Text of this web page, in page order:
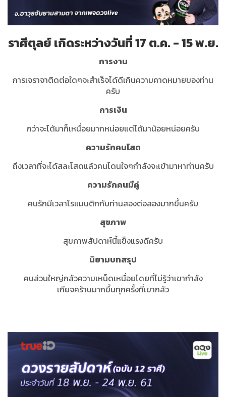
ราศีตุลย์ เกิดระหว่างวันที่ 17 ต.ค. - 15 พ.ย.
การงาน
การเจราจาติดต่อใดๆจะสำเร็จได้ดีเกินความคาดหมายของท่าน
ครับ
การเงิน
กว่าจะได้มาก็เหนื่อยมากหน่อยแต่ได้มาน้อยหน่อยครับ
ความรักคนโสด
ถึงเวลาที่จะได้สละโสดแล้วคนโดนใจๆกำลังจะเข้ามาหาท่านครับ
ความรักคนมีคู่
คนรักมีเวลาโรแมนติกกับท่านสองต่อสองมากขึ้นครับ
สุขภาพ
สุขภาพสัปดาห์นี้แข็งแรงดีครับ
นิยามบทสรุป
คนส่วนใหญ่กลัวความเหน็ดเหนื่อยโดยที่ไม่รู้ว่าเขากำลัง
เกียจคร้านมากขึ้นทุกครั้งที่เขากลัว